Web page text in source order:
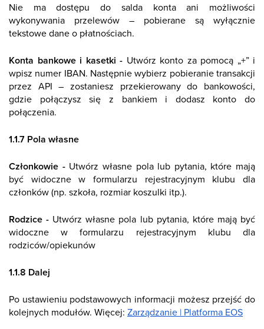
Nie ma dostępu do salda konta ani możliwości
wykonywania przelewów – pobierane są wyłącznie
tekstowe dane o płatnościach.
Konta bankowe i kasetki - Utwórz konto za pomocą „+” i
wpisz numer IBAN. Następnie wybierz pobieranie transakcji
przez API – zostaniesz przekierowany do bankowości,
gdzie połączysz się z bankiem i dodasz konto do
połączenia.
1.1.7 Pola własne
Członkowie -Utwórz własne pola lub pytania, które mają
być widoczne w formularzu rejestracyjnym klubu dla
członków (np. szkoła, rozmiar koszulki itp.).
Rodzice - Utwórz własne pola lub pytania, które mają być
widoczne w formularzu rejestracyjnym klubu dla
rodziców/opiekunów
1.1.8 Dalej
Po ustawieniu podstawowych informacji możesz przejść do
kolejnych modułów. Więcej: Zarządzanie | Platforma EOS